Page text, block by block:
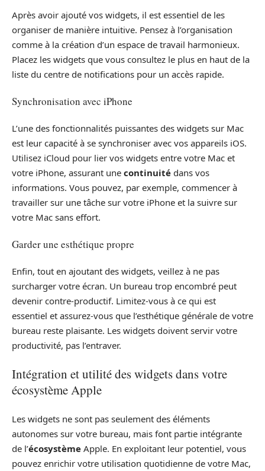
Après avoir ajouté vos widgets, il est essentiel de les
organiser de manière intuitive. Pensez à l’organisation
comme à la création d’un espace de travail harmonieux.
Placez les widgets que vous consultez le plus en haut de la
liste du centre de notifications pour un accès rapide.
Synchronisation avec iPhone
L’une des fonctionnalités puissantes des widgets sur Mac
est leur capacité à se synchroniser avec vos appareils iOS.
Utilisez iCloud pour lier vos widgets entre votre Mac et
votre iPhone, assurant une continuité dans vos
informations. Vous pouvez, par exemple, commencer à
travailler sur une tâche sur votre iPhone et la suivre sur
votre Mac sans effort.
Garder une esthétique propre
Enfin, tout en ajoutant des widgets, veillez à ne pas
surcharger votre écran. Un bureau trop encombré peut
devenir contre-productif. Limitez-vous à ce qui est
essentiel et assurez-vous que l’esthétique générale de votre
bureau reste plaisante. Les widgets doivent servir votre
productivité, pas l’entraver.
Intégration et utilité des widgets dans votre
écosystème Apple
Les widgets ne sont pas seulement des éléments
autonomes sur votre bureau, mais font partie intégrante
de l’écosystème Apple. En exploitant leur potentiel, vous
pouvez enrichir votre utilisation quotidienne de votre Mac,